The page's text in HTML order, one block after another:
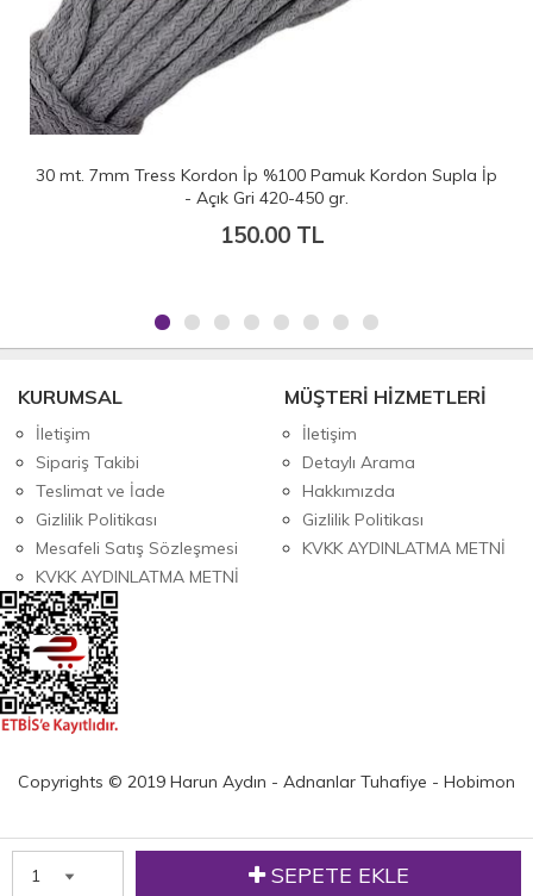
SEPETE EKLE
30 mt. 7mm Tress Kordon İp %100 Pamuk Kordon Supla İp
- Açık Gri 420-450 gr.
150.00 TL
KURUMSAL
İletişim
Sipariş Takibi
Teslimat ve İade
Gizlilik Politikası
Mesafeli Satış Sözleşmesi
KVKK AYDINLATMA METNİ
MÜŞTERİ HİZMETLERİ
İletişim
Detaylı Arama
Hakkımızda
Gizlilik Politikası
KVKK AYDINLATMA METNİ
Copyrights © 2019 Harun Aydın - Adnanlar Tuhafiye - Hobimon